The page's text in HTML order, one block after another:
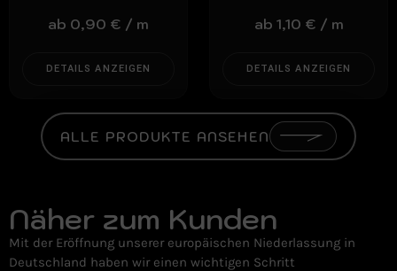
ab 0,90 € / m
DETAILS ANZEIGEN
ab 1,10 € / m
DETAILS ANZEIGEN
ALLE PRODUKTE ANSEHEN
Näher zum Kunden
Mit der Eröffnung unserer europäischen Niederlassung in
Deutschland haben wir einen wichtigen Schritt